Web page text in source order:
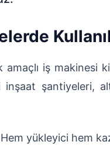
iş makinesi
şantiyeleri,
yükleyici hem